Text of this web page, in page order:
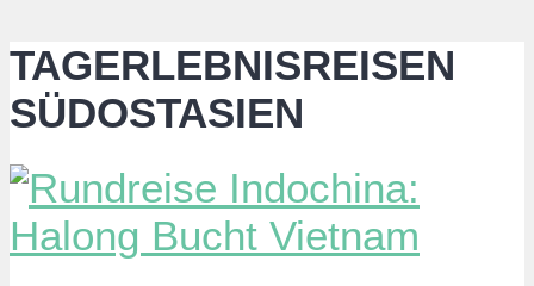
TAGERLEBNISREISEN
SÜDOSTASIEN